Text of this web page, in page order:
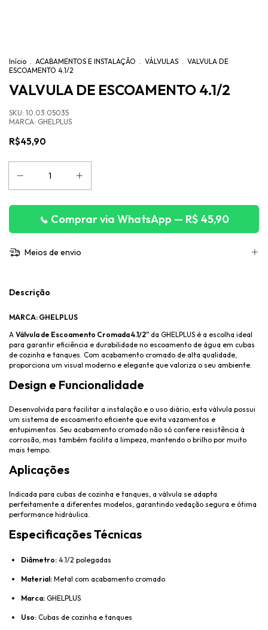
Início . ACABAMENTOS E INSTALAÇÃO . VÁLVULAS . VALVULA DE
ESCOAMENTO 4.1/2
VALVULA DE ESCOAMENTO 4.1/2
SKU: 10.03.05035
MARCA: GHELPLUS
R$45,90
Comprar via WhatsApp — R$ 45,90
Meios de envio
Descrição
MARCA: GHELPLUS
A Válvula de Escoamento Cromada 4.1/2" da GHELPLUS é a escolha ideal
para garantir eficiência e durabilidade no escoamento de água em cubas
de cozinha e tanques. Com acabamento cromado de alta qualidade,
proporciona um visual moderno e elegante que valoriza o seu ambiente.
Design e Funcionalidade
Desenvolvida para facilitar a instalação e o uso diário, esta válvula possui
um sistema de escoamento eficiente que evita vazamentos e
entupimentos. Seu acabamento cromado não só confere resistência à
corrosão, mas também facilita a limpeza, mantendo o brilho por muito
mais tempo.
Aplicações
Indicada para cubas de cozinha e tanques, a válvula se adapta
perfeitamente a diferentes modelos, garantindo vedação segura e ótima
performance hidráulica.
Especificações Técnicas
Diâmetro: 4.1/2 polegadas
Material: Metal com acabamento cromado
Marca: GHELPLUS
Uso: Cubas de cozinha e tanques